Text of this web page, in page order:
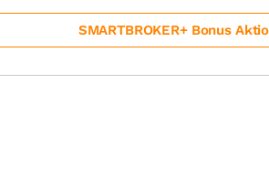
SMARTBROKER+ Bonus